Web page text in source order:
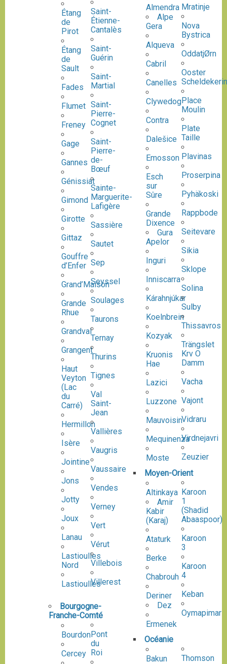
Étang
de
Pirot
Étang
de
Sault
Fades
Flumet
Freney
Gage
Gannes
Génissiat
Gimond
Girotte
Gittaz
Gouffre
d’Enfer
Grand’Maison
Grande
Rhue
Grandval
Grangent
Haut
Veyton
(Lac
du
Carré)
Hermillon
Isère
Jointine
Jons
Jotty
Joux
Lanau
Lastioulles
Nord
Lastioulles
Saint-
Étienne-
Cantalès
Saint-
Guérin
Saint-
Martial
Saint-
Pierre-
Cognet
Saint-
Pierre-
de-
Bœuf
Sainte-
Marguerite-
Lafigère
Sassière
Sautet
Sep
Seyssel
Soulages
Taurons
Ternay
Thurins
Tignes
Val
Saint-
Jean
Vallières
Vaugris
Vaussaire
Vendes
Verney
Vert
Vérut
Villebois
Villerest
Bourgogne-
Franche-Comté
Bourdon
Cercey
Pont
du
Roi
Almendra
Alpe
Gera
Alqueva
Cabril
Canelles
Clywedog
Contra
Dalešice
Emosson
Esch
sur
Sûre
Grande
Dixence
Gura
Apelor
Inguri
Inniscarra
Kárahnjúkar
Koelnbrein
Kozyak
Kruonis
Hae
Lazici
Luzzone
Mauvoisin
Mequinenza
Moste
Mratinje
Nova
Bystrica
OddatjØrn
Ooster
Place
Moulin
Plate
Taille
Plavinas
Proserpina
Pyhäkoski
Rappbode
Seitevare
Sikia
Sklope
Solina
Sulby
Thissavros
Trängslet
Krv O
Damm
Vacha
Vajont
Vidraru
Virdnejavri
Zeuzier
Moyen-Orient
Altinkaya
Amir
Kabir
(Karaj)
Ataturk
Berke
Chabrouh
Deriner
Dez
Ermenek
Karoon
1
(Shadid
Abaaspoor)
Karoon
3
Karoon
4
Keban
Oymapimar
Océanie
Bakun
Thomson